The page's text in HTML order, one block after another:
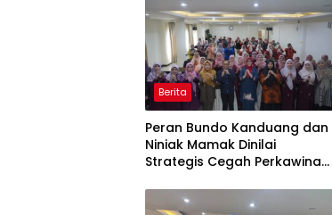
Berita
Peran Bundo Kanduang dan
Niniak Mamak Dinilai
Strategis Cegah Perkawinan